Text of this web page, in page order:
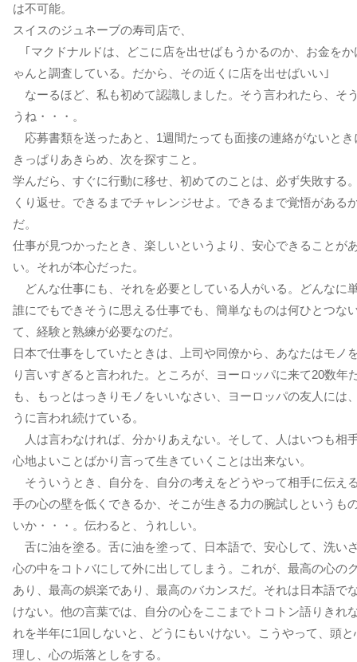
は不可能。
スイスのジュネーブの寿司店で、
｢マクドナルドは、どこに店を出せばもうかるのか、お金をか
ゃんと調査している。だから、その近くに店を出せばいい｣
なーるほど、私も初めて認識しました。そう言われたら、そ
うね・・・。
応募書類を送ったあと、1週間たっても面接の連絡がないとき
きっぱりあきらめ、次を探すこと。
学んだら、すぐに行動に移せ、初めてのことは、必ず失敗する
くり返せ。できるまでチャレンジせよ。できるまで覚悟がある
だ。
仕事が見つかったとき、楽しいというより、安心できることが
い。それが本心だった。
どんな仕事にも、それを必要としている人がいる。どんなに
誰にでもできそうに思える仕事でも、簡単なものは何ひとつな
て、経験と熟練が必要なのだ。
日本で仕事をしていたときは、上司や同僚から、あなたはモノ
り言いすぎると言われた。ところが、ヨーロッパに来て20数年
も、もっとはっきりモノをいいなさい、ヨーロッパの友人には
うに言われ続けている。
人は言わなければ、分かりあえない。そして、人はいつも相
心地よいことばかり言って生きていくことは出来ない。
そういうとき、自分を、自分の考えをどうやって相手に伝え
手の心の壁を低くできるか、そこが生きる力の腕試しというも
いか・・・。伝わると、うれしい。
舌に油を塗る。舌に油を塗って、日本語で、安心して、洗い
心の中をコトバにして外に出してしまう。これが、最高の心の
あり、最高の娯楽であり、最高のバカンスだ。それは日本語で
けない。他の言葉では、自分の心をここまでトコトン語りきれ
れを半年に1回しないと、どうにもいけない。こうやって、頭と
理し、心の垢落としをする。